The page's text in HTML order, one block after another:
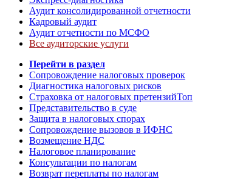
Аудит консолидированной отчетности
Кадровый аудит
Аудит отчетности по МСФО
Все аудиторские услуги
Перейти в раздел
Сопровождение налоговых проверок
Диагностика налоговых рисков
Страховка от налоговых претензийТоп
Представительство в суде
Защита в налоговых спорах
Сопровождение вызовов в ИФНС
Возмещение НДС
Налоговое планирование
Консультации по налогам
Возврат переплаты по налогам